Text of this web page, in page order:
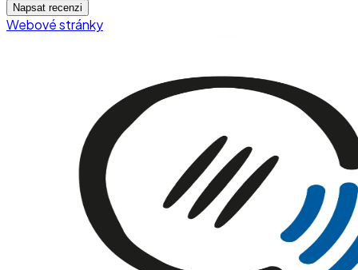
Napsat recenzi
Webové stránky